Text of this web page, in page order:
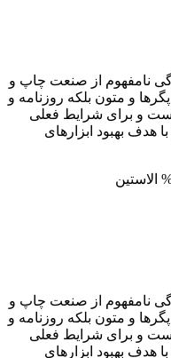
نامفهوم از صنعت چاپ و
و متون بلکه روزنامه و
و برای شرایط فعلی
هدف بهبود ابزارهای
نامفهوم از صنعت چاپ و
و متون بلکه روزنامه و
و برای شرایط فعلی
هدف بهبود ابزارهای